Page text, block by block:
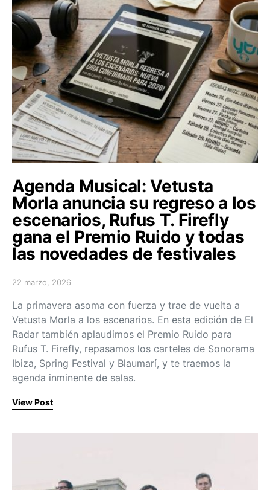
Agenda Musical: Vetusta
Morla anuncia su regreso a los
escenarios, Rufus T. Firefly
gana el Premio Ruido y todas
las novedades de festivales
Posted on
22 marzo, 2026
La primavera asoma con fuerza y trae de vuelta a
Vetusta Morla a los escenarios. En esta edición de El
Radar también aplaudimos el Premio Ruido para
Rufus T. Firefly, repasamos los carteles de Sonorama
Ibiza, Spring Festival y Blaumarí, y te traemos la
agenda inminente de salas.
View Post